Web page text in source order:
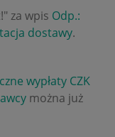
za wpis Odp.:
dostawy.
wypłaty CZK
można już